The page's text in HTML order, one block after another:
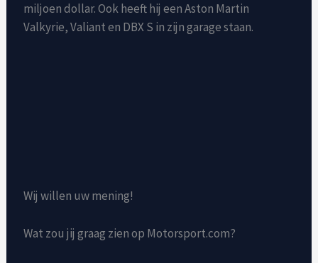
miljoen dollar. Ook heeft hij een Aston Martin
Valkyrie, Valiant en DBX S in zijn garage staan.
Wij willen uw mening!
Wat zou jij graag zien op Motorsport.com?